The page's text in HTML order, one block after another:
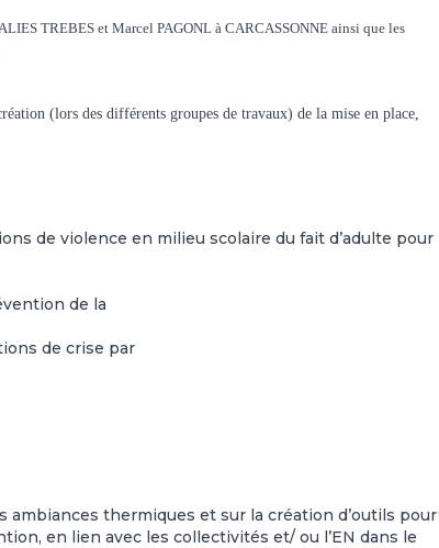
TREBES et Marcel PAGONL à CARCASSONNE ainsi que les
(lors des différents groupes de travaux) de la mise en place,
de violence en milieu scolaire du fait d’adulte pour
de la
de crise par
ambiances thermiques et sur la création d’outils pour
en lien avec les collectivités et/ ou l’EN dans le